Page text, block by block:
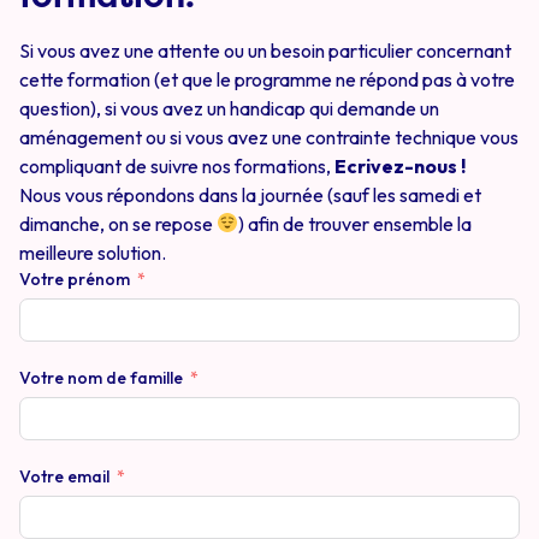
Si vous avez une attente ou un besoin particulier concernant
cette formation (et que le programme ne répond pas à votre
question), si vous avez un handicap qui demande un
aménagement ou si vous avez une contrainte technique vous
compliquant de suivre nos formations, Ecrivez-nous !
Nous vous répondons dans la journée (sauf les samedi et
dimanche, on se repose
) afin de trouver ensemble la
meilleure solution.
Votre prénom
Votre nom de famille
Votre email